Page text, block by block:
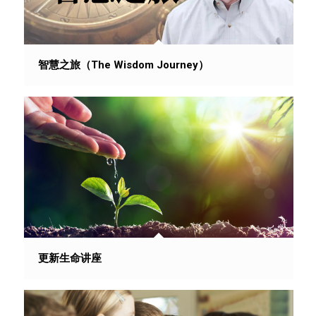
智慧之旅（The Wisdom Journey）
更新生命讲座